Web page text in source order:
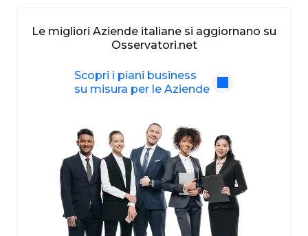
Le migliori Aziende italiane si aggiornano su
Osservatori.net
Scopri i piani business
su misura per le Aziende